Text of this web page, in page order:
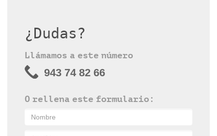
¿Dudas?
Llámamos a este número
943 74 82 66
O rellena este formulario: